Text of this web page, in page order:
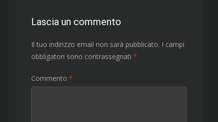
Lascia un commento
Il tuo indirizzo email non sarà pubblicato. I campi
obbligatori sono contrassegnati *
Commento *